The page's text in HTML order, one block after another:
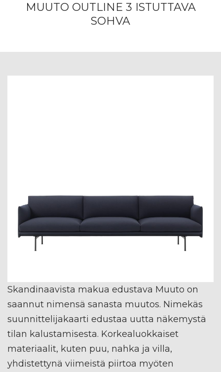
MUUTO OUTLINE 3 ISTUTTAVA
SOHVA
Skandinaavista makua edustava Muuto on
saannut nimensä sanasta muutos. Nimekäs
suunnittelijakaarti edustaa uutta näkemystä
tilan kalustamisesta. Korkealuokkaiset
materiaalit, kuten puu, nahka ja villa,
yhdistettynä viimeistä piirtoa myöten